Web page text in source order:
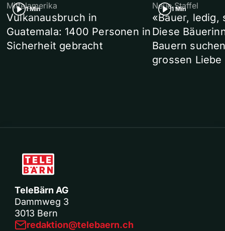
1 Min
Mittelamerika
Vulkanausbruch in
Guatemala: 1400 Personen in
Sicherheit gebracht
1 Min
Neue Staffel
«Bauer, ledig,
Diese
Bauern
grossen Liebe
TeleBärn AG
Dammweg 3
3013 Bern
redaktion@telebaern.ch